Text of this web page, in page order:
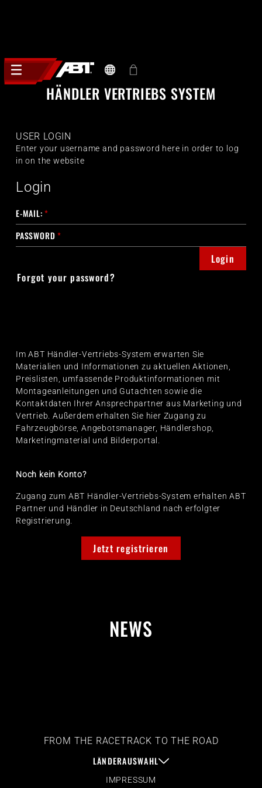
HÄNDLER VERTRIEBS SYSTEM
USER LOGIN
Enter your username and password here in order to log
in on the website
Login
E-MAIL:*
PASSWORD*
Login
Forgot your password?
Im ABT Händler-Vertriebs-System erwarten Sie
Materialien und Informationen zu aktuellen Aktionen,
Preislisten, umfassende Produktinformationen mit
Montageanleitungen und Gutachten sowie die
Kontaktdaten Ihrer Ansprechpartner aus Marketing und
Vertrieb. Außerdem erhalten Sie hier Zugang zu
Fahrzeugbörse, Angebotsmanager, Händlershop,
Marketingmaterial und Bilderportal.
Noch kein Konto?
Zugang zum ABT Händler-Vertriebs-System erhalten ABT
Partner und Händler in Deutschland nach erfolgter
Registrierung.
Jetzt registrieren
NEWS
FROM THE RACETRACK TO THE ROAD
LÄNDERAUSWAHL
IMPRESSUM